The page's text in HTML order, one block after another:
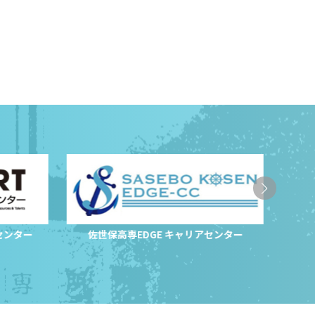
ター 佐世保高専EDGE キャリアセンター